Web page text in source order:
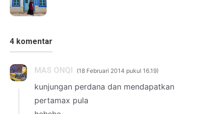
4 komentar
MAS ONQI 18 Februari 2014 pukul 16.19
kunjungan perdana dan mendapatkan
pertamax pula